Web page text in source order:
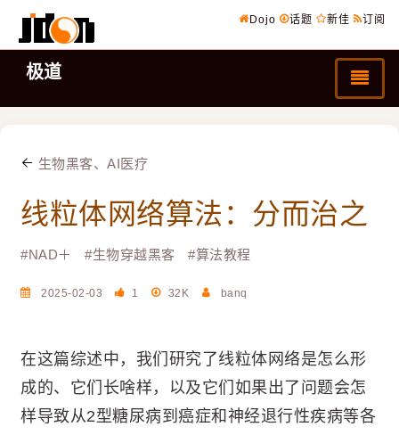
Dojo 话题 新佳 订阅
极道
生物黑客、AI医疗
线粒体网络算法：分而治之
#NAD＋ #生物穿越黑客 #算法教程
2025-02-03 1 32K banq
在这篇综述中，我们研究了线粒体网络是怎么形
成的、它们长啥样，以及它们如果出了问题会怎
样导致从2型糖尿病到癌症和神经退行性疾病等各